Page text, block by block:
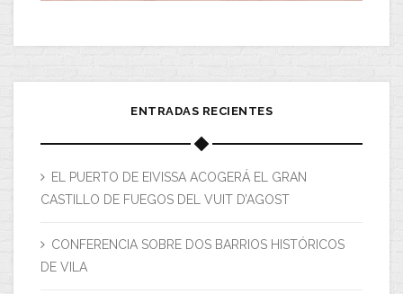
ENTRADAS RECIENTES
EL PUERTO DE EIVISSA ACOGERÁ EL GRAN
CASTILLO DE FUEGOS DEL VUIT D’AGOST
CONFERENCIA SOBRE DOS BARRIOS HISTÓRICOS
DE VILA